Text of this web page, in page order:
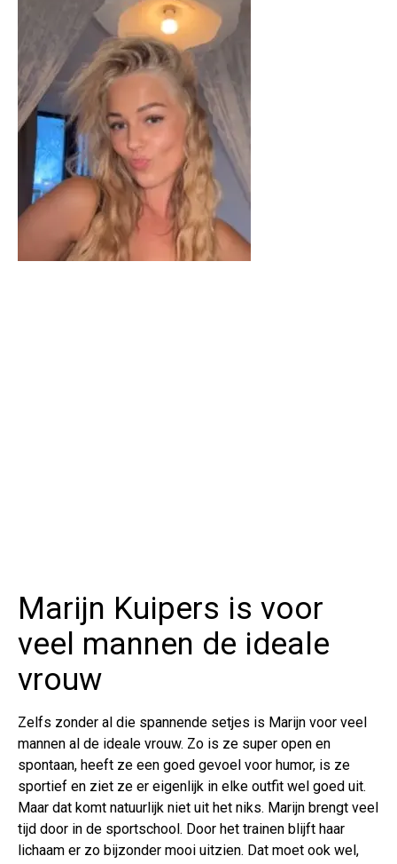
Marijn Kuipers is voor
veel mannen de ideale
vrouw
Zelfs zonder al die spannende setjes is Marijn voor veel
mannen al de ideale vrouw. Zo is ze super open en
spontaan, heeft ze een goed gevoel voor humor, is ze
sportief en ziet ze er eigenlijk in elke outfit wel goed uit.
Maar dat komt natuurlijk niet uit het niks. Marijn brengt veel
tijd door in de sportschool. Door het trainen blijft haar
lichaam er zo bijzonder mooi uitzien. Dat moet ook wel,